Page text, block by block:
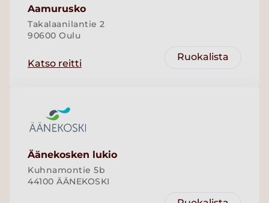
Aamurusko
Takalaanilantie 2
90600 Oulu
Katso reitti
Ruokalista
Äänekosken lukio
Kuhnamontie 5b
44100 ÄÄNEKOSKI